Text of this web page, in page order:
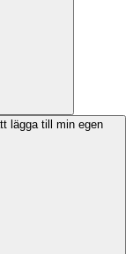
lägga till min egen